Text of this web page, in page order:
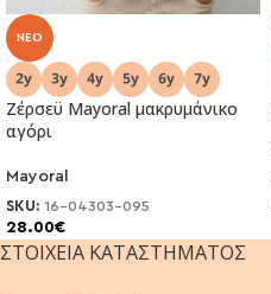
NEO
Ζέρσεϋ Mayoral μακρυμάνικο
αγόρι
Mayoral
SKU: 16-04303-095
28.00€
ΣΤΟΙΧΕΊΑ ΚΑΤΑΣΤΉΜΑΤΟΣ